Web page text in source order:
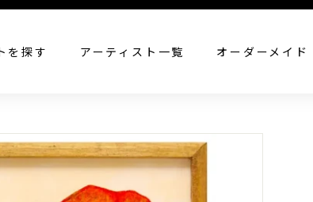
を探す アーティスト一覧 オーダーメイド